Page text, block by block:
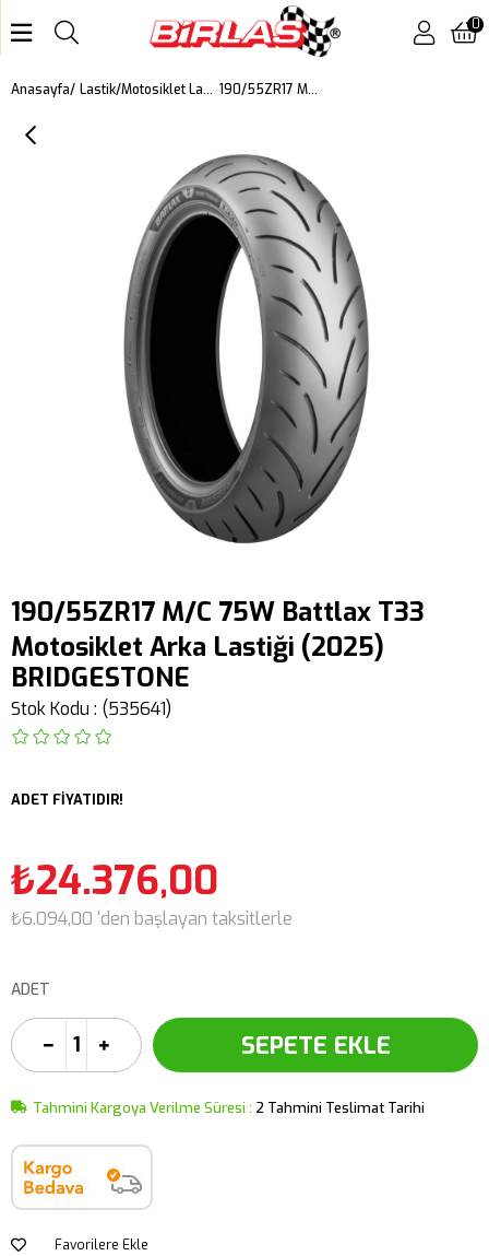
0
Anasayfa Lastik Motosiklet Lastiği 190/55ZR17 M/C 75W Battlax T33 Motosiklet Arka Lastiği (2025)
190/55ZR17 M/C 75W Battlax T33
Motosiklet Arka Lastiği (2025)
BRIDGESTONE
Stok Kodu (535641)
ADET FİYATIDIR!
₺24.376,00
₺6.094,00 'den başlayan taksitlerle
ADET
Tahmini Kargoya Verilme Süresi : 2 Tahmini Teslimat Tarihi
Favorilere Ekle